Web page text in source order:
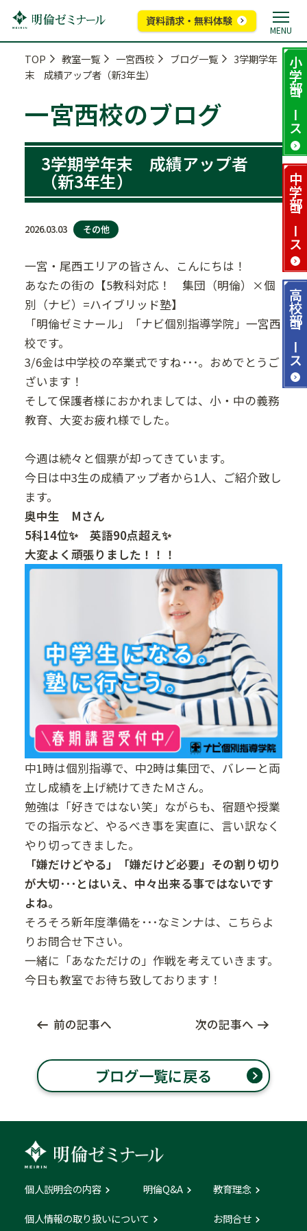
資料請求・無料体験
MENU
小学部
コース
中学部
コース
高校部
コース
TOP 教室一覧 一宮西校 ブログ一覧
3学期学年
末 成績アップ者（新3年生）
一宮西校のブログ
3学期学年末 成績アップ者
（新3年生）
2026.03.03 その他
一宮・尾西エリアの皆さん、こんにちは！
あなたの街の【5教科対応！ 集団（明倫）×個
別（ナビ）=ハイブリッド塾】
「明倫ゼミナール」「ナビ個別指導学院」一宮西
校です。
3/6金は中学校の卒業式ですね･･･。おめでとうご
ざいます！
そして保護者様におかれましては、小・中の義務
教育、大変お疲れ様でした。
今週は続々と個票が却ってきています。
今日は中3生の成績アップ者から1人、ご紹介致し
ます。
奥中生 Mさん
5科14位✨ 英語90点超え✨
大変よく頑張りました！！！
中1時は個別指導で、中2時は集団で、バレーと両
立し成績を上げ続けてきたＭさん。
勉強は「好きではない笑」ながらも、宿題や授業
での指示など、やるべき事を実直に、言い訳なく
やり切ってきました。
「嫌だけどやる」「嫌だけど必要」その割り切り
が大切･･･とはいえ、中々出来る事ではないです
よね。
そろそろ新年度準備を･･･なミンナは、
こちらよ
りお問合せ下さい。
一緒に「あなただけの」作戦を考えていきます。
今日も教室でお待ち致しております！
前の記事へ 次の記事へ
ブログ一覧に戻る
個人説明会の内容 明倫Q&A 教育理念
個人情報の取り扱いについて お問合せ